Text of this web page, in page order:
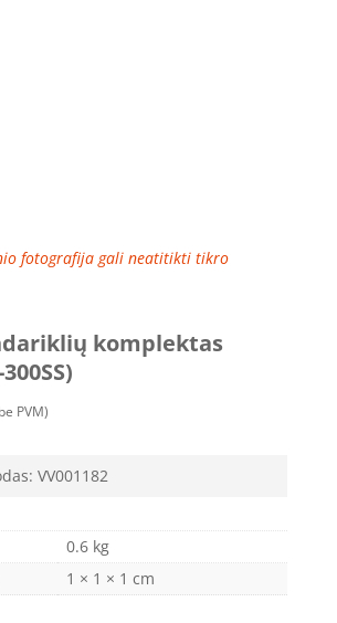
fotografija gali neatitikti tikro
komplektas
be PVM
VV001182
0.6 kg
1 × 1 × 1 cm